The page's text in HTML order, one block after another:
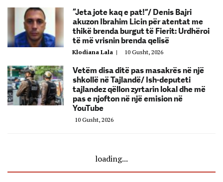
“Jeta jote kaq e pat!”/ Denis Bajri
akuzon Ibrahim Licin për atentat me
thikë brenda burgut të Fierit: Urdhëroi
të më vrisnin brenda qelisë
Klodiana Lala | 10 Gusht, 2026
Vetëm disa ditë pas masakrës në një
shkollë në Tajlandë/ Ish-deputeti
tajlandez qëllon zyrtarin lokal dhe më
pas e njofton në një emision në
YouTube
10 Gusht, 2026
loading...